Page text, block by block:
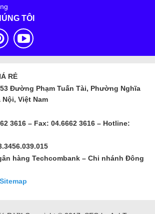
TÔI
RẺ
Đường Phạm Tuấn Tài, Phường Nghĩa
Việt Nam
3616 – Fax: 04.6662 3616 – Hotline:
hàng Techcombank – Chi nhánh Đông
Sitemap